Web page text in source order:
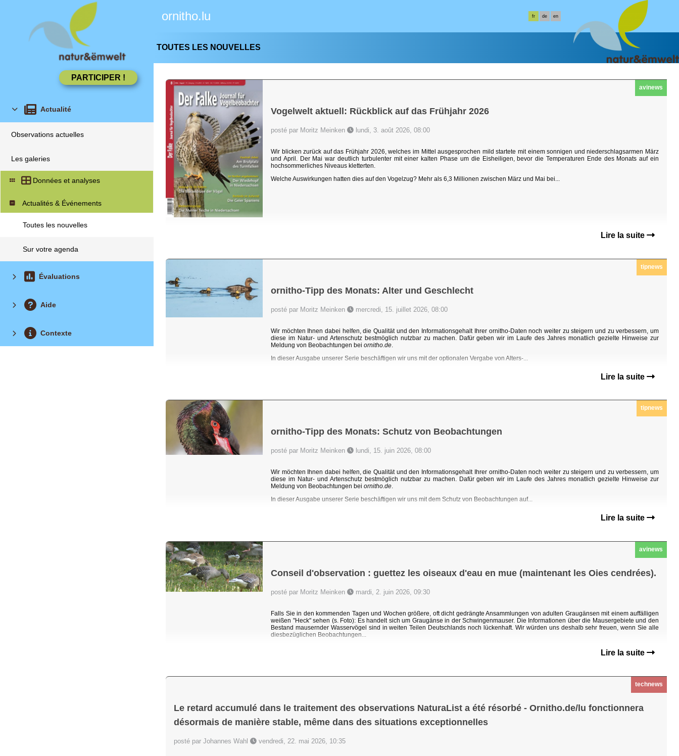
ornitho.lu fr de en
Actualité
Observations actuelles
Les galeries
Données et analyses
Actualités & Événements
Toutes les nouvelles
Sur votre agenda
Évaluations
Aide
Contexte
TOUTES LES NOUVELLES
avinews
Vogelwelt aktuell: Rückblick auf das Frühjahr 2026
posté par Moritz Meinken lundi, 3. août 2026, 08:00
Wir blicken zurück auf das Frühjahr 2026, welches im Mittel ausgesprochen mild startete mit einem sonnigen und niederschlagsarmen März
und April. Der Mai war deutlich turbulenter mit einer kalten Phase um die Eisheiligen, bevor die Temperaturen Ende des Monats auf ein
hochsommerliches Niveaus kletterten.
Welche Auswirkungen hatten dies auf den Vogelzug? Mehr als 6,3 Millionen zwischen März und Mai bei...
Lire la suite
tipnews
ornitho-Tipp des Monats: Alter und Geschlecht
posté par Moritz Meinken mercredi, 15. juillet 2026, 08:00
Wir möchten Ihnen dabei helfen, die Qualität und den Informationsgehalt Ihrer ornitho-Daten noch weiter zu steigern und zu verbessern, um
diese im Natur- und Artenschutz bestmöglich nutzbar zu machen. Dafür geben wir im Laufe des Jahres monatlich gezielte Hinweise zur
Meldung von Beobachtungen bei ornitho.de.
In dieser Ausgabe unserer Serie beschäftigen wir uns mit der optionalen Vergabe von Alters-...
Lire la suite
tipnews
ornitho-Tipp des Monats: Schutz von Beobachtungen
posté par Moritz Meinken lundi, 15. juin 2026, 08:00
Wir möchten Ihnen dabei helfen, die Qualität und den Informationsgehalt Ihrer ornitho-Daten noch weiter zu steigern und zu verbessern, um
diese im Natur- und Artenschutz bestmöglich nutzbar zu machen. Dafür geben wir im Laufe des Jahres monatlich gezielte Hinweise zur
Meldung von Beobachtungen bei ornitho.de.
In dieser Ausgabe unserer Serie beschäftigen wir uns mit dem Schutz von Beobachtungen auf...
Lire la suite
avinews
Conseil d'observation : guettez les oiseaux d'eau en mue (maintenant les Oies cendrées).
posté par Moritz Meinken mardi, 2. juin 2026, 09:30
Falls Sie in den kommenden Tagen und Wochen größere, oft dicht gedrängte Ansammlungen von adulten Graugänsen mit einem auffälligen
weißen "Heck" sehen (s. Foto): Es handelt sich um Graugänse in der Schwingenmauser. Die Informationen über die Mausergebiete und den
Bestand mausernder Wasservögel sind in weiten Teilen Deutschlands noch lückenhaft. Wir würden uns deshalb sehr freuen, wenn Sie alle
diesbezüglichen Beobachtungen...
Lire la suite
technews
Le retard accumulé dans le traitement des observations NaturaList a été résorbé - Ornitho.de/lu fonctionnera
désormais de manière stable, même dans des situations exceptionnelles
posté par Johannes Wahl vendredi, 22. mai 2026, 10:35